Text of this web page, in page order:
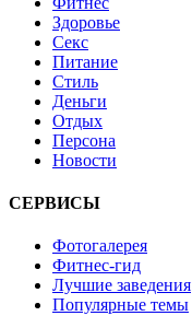
Здоровье
Секс
Питание
Стиль
Деньги
Отдых
Персона
Новости
СЕРВИСЫ
Фотогалерея
Фитнес-гид
Лучшие заведения
Популярные темы